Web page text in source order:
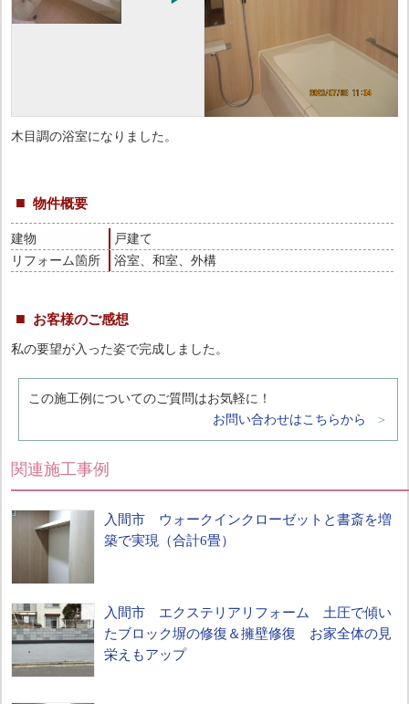
木目調の浴室になりました。
物件概要
建物
戸建て
リフォーム箇所
浴室、和室、外構
お客様のご感想
私の要望が入った姿で完成しました。
この施工例についてのご質問はお気軽に！
お問い合わせはこちらから
関連施工事例
入間市 ウォークインクローゼットと書斎を増
築で実現（合計6畳）
入間市 エクステリアリフォーム 土圧で傾い
たブロック塀の修復＆擁壁修復 お家全体の見
栄えもアップ